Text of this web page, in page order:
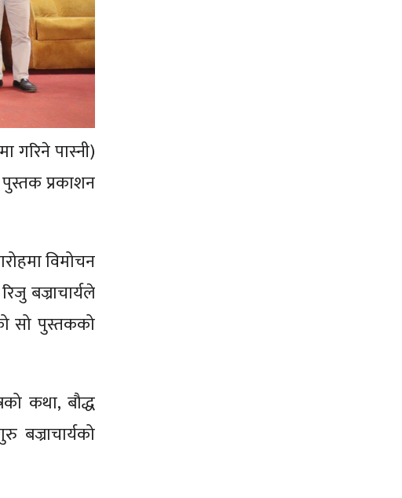
गरिने पास्नी)
पुस्तक प्रकाशन
विमोचन
बज्राचार्यले
सो पुस्तकको
कथा, बौद्ध
बज्राचार्यको